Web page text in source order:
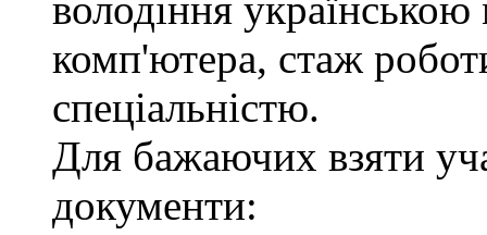
комп'ютера, стаж
спеціальністю.
Для бажаючих взяти
документи: